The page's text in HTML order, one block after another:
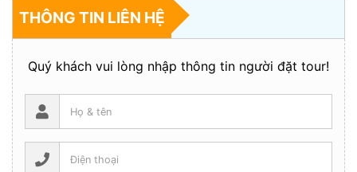
THÔNG TIN LIÊN HỆ
Quý khách vui lòng nhập thông tin người đặt tour!